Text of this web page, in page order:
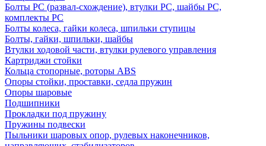
Болты РС (развал-схождение), втулки РС, шайбы РС,
комплекты РС
Болты колеса, гайки колеса, шпильки ступицы
Болты, гайки, шпильки, шайбы
Втулки ходовой части, втулки рулевого управления
Картриджи стойки
Кольца стопорные, роторы ABS
Опоры стойки, проставки, седла пружин
Опоры шаровые
Подшипники
Прокладки под пружину
Пружины подвески
Пыльники шаровых опор, рулевых наконечников,